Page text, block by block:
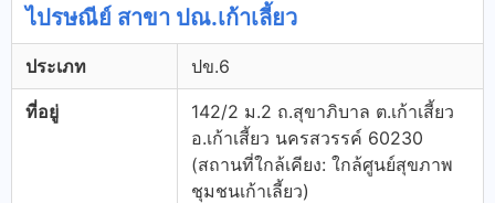
ไปรษณีย์ สาขา ปณ.เก้าเลี้ยว
ประเภท ปข.6
ที่อยู่
142/2 ม.2 ถ.สุขาภิบาล ต.เก้าเสี้ยว
อ.เก้าเสี้ยว นครสวรรค์ 60230
(สถานที่ใกล้เคียง: ใกล้ศูนย์สุขภาพ
ชุมชนเก้าเลี้ยว)